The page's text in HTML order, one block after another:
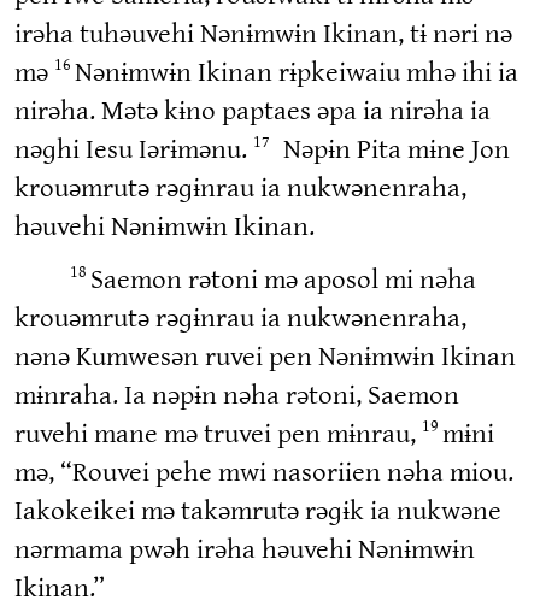
irəha tuhəuvehi Nənɨmwɨn Ikinan, tɨ nəri nə
mə 16 Nənɨmwɨn Ikinan rɨpkeiwaiu mhə ihi ia
nirəha. Mətə kɨno paptaes əpa ia nirəha ia
nəɡhi Iesu Iərɨmənu. 17
Nəpɨn Pita mɨne Jon
krouəmrutə rəɡɨnrau ia nukwənenraha,
həuvehi Nənɨmwɨn Ikinan.
18 Saemon rətoni mə aposol mi nəha
krouəmrutə rəɡɨnrau ia nukwənenraha,
nənə Kumwesən ruvei pen Nənɨmwɨn Ikinan
mɨnraha. Ia nəpɨn nəha rətoni, Saemon
ruvehi mane mə truvei pen mɨnrau, 19 mɨni
mə, “Rouvei pehe mwi nasoriien nəha miou.
Iakokeikei mə takəmrutə rəɡɨk ia nukwəne
nərmama pwəh irəha həuvehi Nənɨmwɨn
Ikinan.”